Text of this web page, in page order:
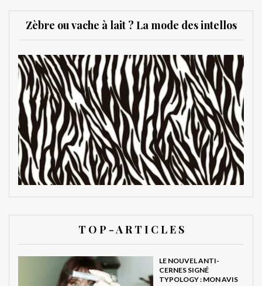
Zèbre ou vache à lait ? La mode des intellos
T O P - A R T I C L E S
LE NOUVEL ANTI-
CERNES SIGNÉ
TYPOLOGY : MON AVIS